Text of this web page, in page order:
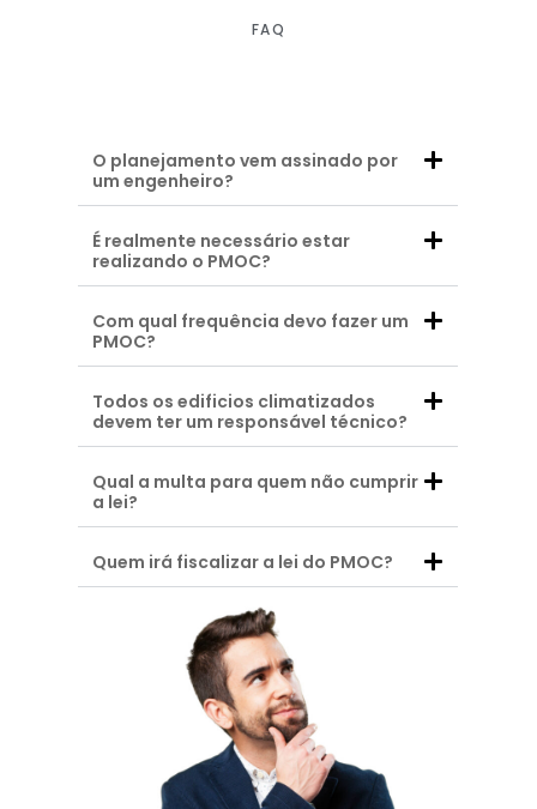
FAQ
O planejamento vem assinado por
um engenheiro?
É realmente necessário estar
realizando o PMOC?
Com qual frequência devo fazer um
PMOC?
Todos os edificios climatizados
devem ter um responsável técnico?
Qual a multa para quem não cumprir
a lei?
Quem irá fiscalizar a lei do PMOC?